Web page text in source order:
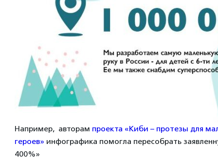
Например, авторам проекта «Киби – протезы для
героев» инфографика помогла пересобрать
400%»